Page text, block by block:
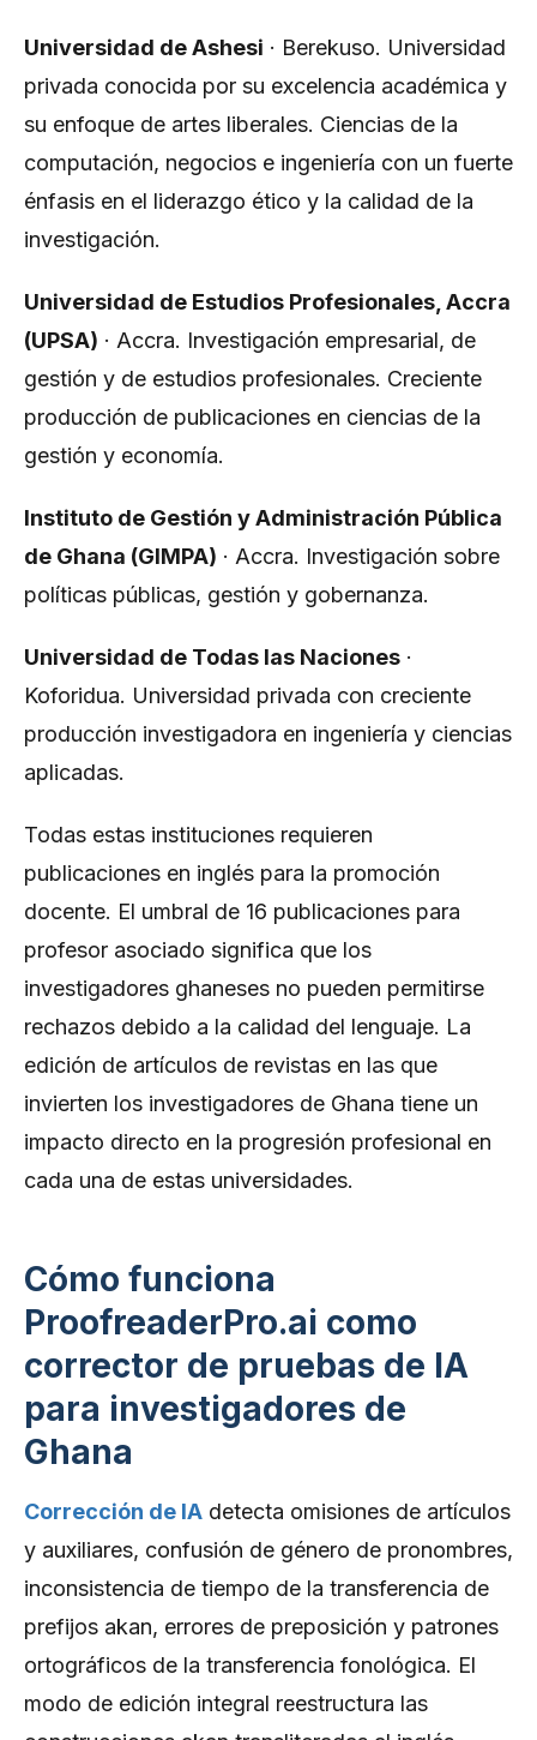
Universidad de Ashesi · Berekuso. Universidad
privada conocida por su excelencia académica y
su enfoque de artes liberales. Ciencias de la
computación, negocios e ingeniería con un fuerte
énfasis en el liderazgo ético y la calidad de la
investigación.
Universidad de Estudios Profesionales, Accra
(UPSA) · Accra. Investigación empresarial, de
gestión y de estudios profesionales. Creciente
producción de publicaciones en ciencias de la
gestión y economía.
Instituto de Gestión y Administración Pública
de Ghana (GIMPA) · Accra. Investigación sobre
políticas públicas, gestión y gobernanza.
Universidad de Todas las Naciones ·
Koforidua. Universidad privada con creciente
producción investigadora en ingeniería y ciencias
aplicadas.
Todas estas instituciones requieren
publicaciones en inglés para la promoción
docente. El umbral de 16 publicaciones para
profesor asociado significa que los
investigadores ghaneses no pueden permitirse
rechazos debido a la calidad del lenguaje. La
edición de artículos de revistas en las que
invierten los investigadores de Ghana tiene un
impacto directo en la progresión profesional en
cada una de estas universidades.
Cómo funciona
ProofreaderPro.ai como
corrector de pruebas de IA
para investigadores de
Ghana
Corrección de IA detecta omisiones de artículos
y auxiliares, confusión de género de pronombres,
inconsistencia de tiempo de la transferencia de
prefijos akan, errores de preposición y patrones
ortográficos de la transferencia fonológica. El
modo de edición integral reestructura las